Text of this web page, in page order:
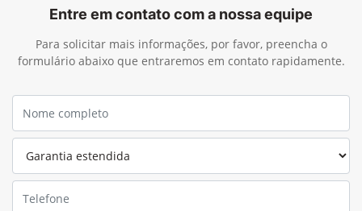
Entre em contato com a nossa equipe
Para solicitar mais informações, por favor, preencha o
formulário abaixo que entraremos em contato rapidamente.